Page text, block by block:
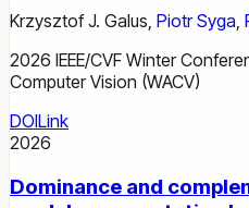
Krzysztof J. Galus, Piotr Syga,
2026 IEEE/CVF Winter
Computer Vision (WACV)
DOILink
2026
Dominance and